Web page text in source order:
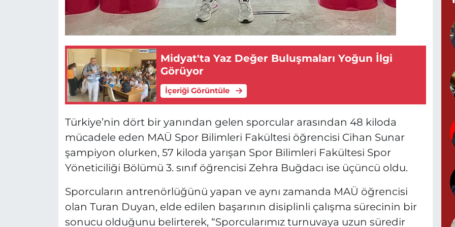
Midyat'ta Yaz Değer Buluşmaları Yoğun İlgi
Görüyor
İçeriği Görüntüle
Türkiye’nin dört bir yanından gelen sporcular arasından 48 kiloda
mücadele eden MAÜ Spor Bilimleri Fakültesi öğrencisi Cihan Sunar
şampiyon olurken, 57 kiloda yarışan Spor Bilimleri Fakültesi Spor
Yöneticiliği Bölümü 3. sınıf öğrencisi Zehra Buğdacı ise üçüncü oldu.
Sporcuların antrenörlüğünü yapan ve aynı zamanda MAÜ öğrencisi
olan Turan Duyan, elde edilen başarının disiplinli çalışma sürecinin bir
sonucu olduğunu belirterek, “Sporcularımız turnuvaya uzun süredir